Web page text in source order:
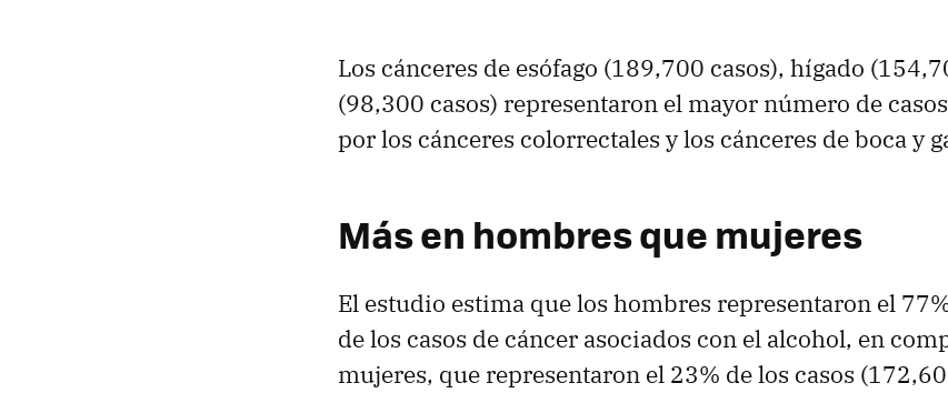
Los cánceres de esófago (189,700 casos), hígado
(98,300 casos) representaron el mayor número de
por los cánceres colorrectales y los cánceres de boca y
Más en hombres que mujeres
El estudio estima que los hombres representaron el
de los casos de cáncer asociados con el alcohol, en
mujeres, que representaron el 23% de los casos